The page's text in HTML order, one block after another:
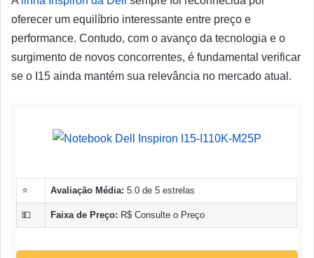
oferecer um equilíbrio interessante entre preço e
performance. Contudo, com o avanço da tecnologia e o
surgimento de novos concorrentes, é fundamental verificar
se o I15 ainda mantém sua relevância no mercado atual.
⭐ Avaliação Média: 5.0 de 5 estrelas
💵 Faixa de Preço: R$ Consulte o Preço